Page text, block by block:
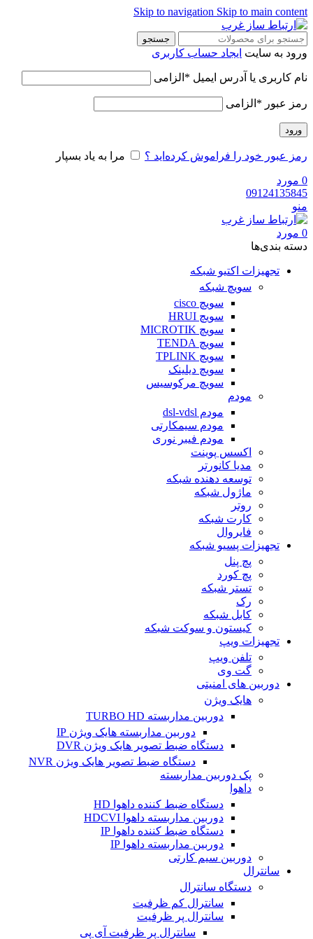
Skip to navigation Skip to main content
جستجو
ورود به سایت ایجاد حساب کاربری
نام کاربری یا آدرس ایمیل * الزامی
رمز عبور * الزامی
ورود
رمز عبور خود را فراموش کرده‌اید ؟ مرا به یاد بسپار
0 مورد
09124135845
منو
0 مورد
دسته‌ بندی‌ها
تجهیزات اکتیو شبکه
سویچ شبکه
سویچ cisco
سویچ HRUI
سویچ MICROTIK
سویچ TENDA
سویچ TPLINK
سویچ دیلینک
سویچ مرکوسیس
مودم
مودم dsl-vdsl
مودم سیمکارتی
مودم فیبر نوری
اکسس پوینت
مدیا کانورتر
توسعه دهنده شبکه
ماژول شبکه
روتر
کارت شبکه
فایروال
تجهیزات پسیو شبکه
پچ پنل
پچ کورد
تستر شبکه
رک
کابل شبکه
کیستون و سوکت شبکه
تجهیزات ویپ
تلفن ویپ
گت وی
دوربین های امنیتی
هایک ویژن
دوربین مداربسته TURBO HD
دوربین مداربسته هایک ویژن IP
دستگاه ضبط تصویر هایک ویژن DVR
دستگاه ضبط تصویر هایک ویژن NVR
پک دوربین مداربسته
داهوا
دستگاه ضبط کننده داهوا HD
دوربین مداربسته داهوا HDCVI
دستگاه ضبط کننده داهوا IP
دوربین مداربسته داهوا IP
دوربین سیم کارتی
سانترال
دستگاه سانترال
سانترال کم ظرفیت
سانترال پر ظرفیت
سانترال پر ظرفیت آی پی